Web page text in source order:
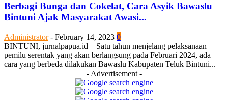
Berbagi Bunga dan Cokelat, Cara Asyik Bawaslu
Bintuni Ajak Masyarakat Awasi...
Administrator - February 14, 2023 0
BINTUNI, jurnalpapua.id – Satu tahun menjelang pelaksanaan
pemilu serentak yang akan berlangsung pada Februari 2024, ada
cara yang berbeda dilakukan Bawaslu Kabupaten Teluk Bintuni...
- Advertisement -